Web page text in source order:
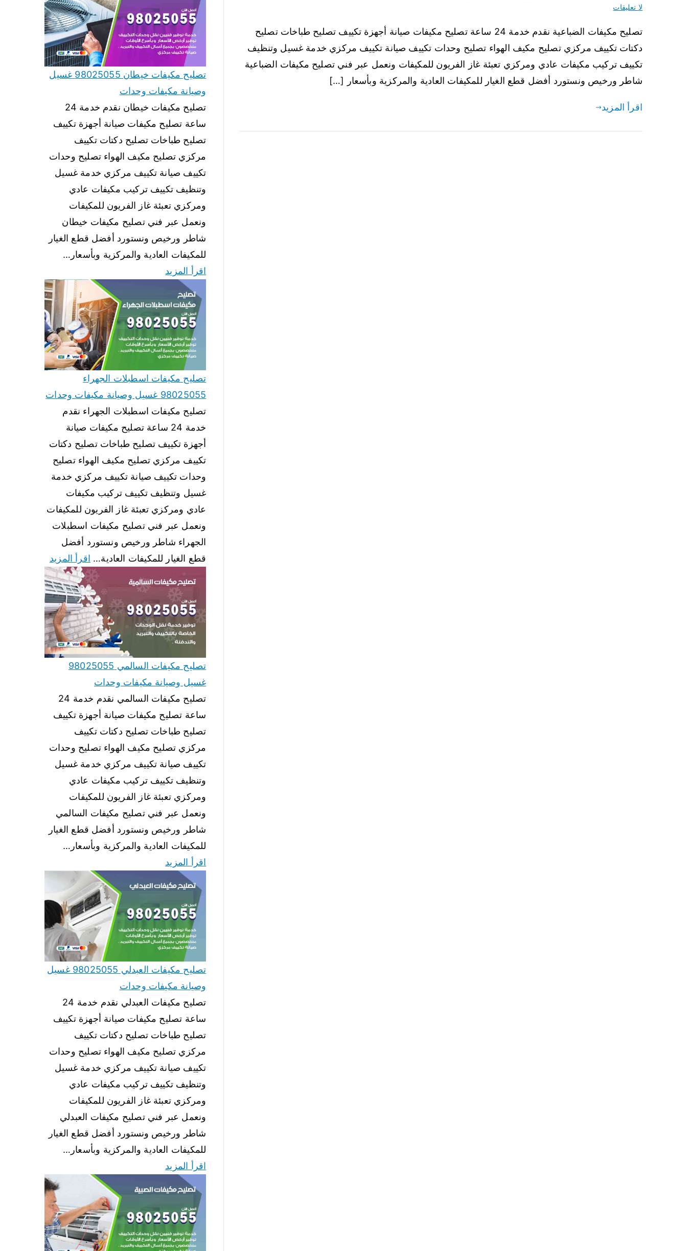
لا تعليقات
تصليح مكيفات الضباعية نقدم خدمة 24 ساعة تصليح مكيفات صيانة أجهزة تكييف تصليح طباخات تصليح
دكتات تكييف مركزي تصليح مكيف الهواء تصليح وحدات تكييف صيانة تكييف مركزي خدمة غسيل وتنظيف
تكييف تركيب مكيفات عادي ومركزي تعبئة غاز الفريون للمكيفات ونعمل عبر فني تصليح مكيفات الضباعية
شاطر ورخيص ونستورد أفضل قطع الغيار للمكيفات العادية والمركزية وبأسعار […]
اقرأ المزيد
تصليح مكيفات خيطان 98025055 غسيل
وصيانة مكيفات وحدات
تصليح مكيفات خيطان نقدم خدمة 24
ساعة تصليح مكيفات صيانة أجهزة تكييف
تصليح طباخات تصليح دكتات تكييف
مركزي تصليح مكيف الهواء تصليح وحدات
تكييف صيانة تكييف مركزي خدمة غسيل
وتنظيف تكييف تركيب مكيفات عادي
ومركزي تعبئة غاز الفريون للمكيفات
ونعمل عبر فني تصليح مكيفات خيطان
شاطر ورخيص ونستورد أفضل قطع الغيار
للمكيفات العادية والمركزية وبأسعار…
اقرأ المزيد
تصليح مكيفات اسطبلات الجهراء
98025055 غسيل وصيانة مكيفات وحدات
تصليح مكيفات اسطبلات الجهراء نقدم
خدمة 24 ساعة تصليح مكيفات صيانة
أجهزة تكييف تصليح طباخات تصليح دكتات
تكييف مركزي تصليح مكيف الهواء تصليح
وحدات تكييف صيانة تكييف مركزي خدمة
غسيل وتنظيف تكييف تركيب مكيفات
عادي ومركزي تعبئة غاز الفريون للمكيفات
ونعمل عبر فني تصليح مكيفات اسطبلات
الجهراء شاطر ورخيص ونستورد أفضل
قطع الغيار للمكيفات العادية… اقرأ المزيد
تصليح مكيفات السالمي 98025055
غسيل وصيانة مكيفات وحدات
تصليح مكيفات السالمي نقدم خدمة 24
ساعة تصليح مكيفات صيانة أجهزة تكييف
تصليح طباخات تصليح دكتات تكييف
مركزي تصليح مكيف الهواء تصليح وحدات
تكييف صيانة تكييف مركزي خدمة غسيل
وتنظيف تكييف تركيب مكيفات عادي
ومركزي تعبئة غاز الفريون للمكيفات
ونعمل عبر فني تصليح مكيفات السالمي
شاطر ورخيص ونستورد أفضل قطع الغيار
للمكيفات العادية والمركزية وبأسعار…
اقرأ المزيد
تصليح مكيفات العبدلي 98025055 غسيل
وصيانة مكيفات وحدات
تصليح مكيفات العبدلي نقدم خدمة 24
ساعة تصليح مكيفات صيانة أجهزة تكييف
تصليح طباخات تصليح دكتات تكييف
مركزي تصليح مكيف الهواء تصليح وحدات
تكييف صيانة تكييف مركزي خدمة غسيل
وتنظيف تكييف تركيب مكيفات عادي
ومركزي تعبئة غاز الفريون للمكيفات
ونعمل عبر فني تصليح مكيفات العبدلي
شاطر ورخيص ونستورد أفضل قطع الغيار
للمكيفات العادية والمركزية وبأسعار…
اقرأ المزيد